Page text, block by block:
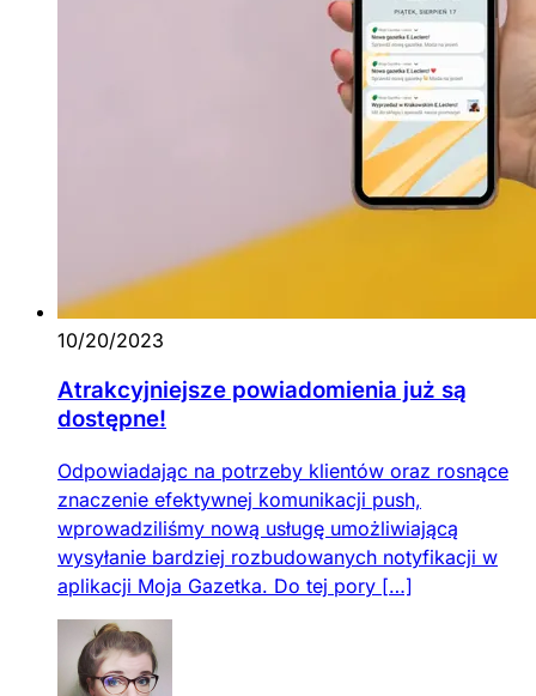
10/20/2023
Atrakcyjniejsze powiadomienia już są
dostępne!
Odpowiadając na potrzeby klientów oraz rosnące
znaczenie efektywnej komunikacji push,
wprowadziliśmy nową usługę umożliwiającą
wysyłanie bardziej rozbudowanych notyfikacji w
aplikacji Moja Gazetka. Do tej pory […]